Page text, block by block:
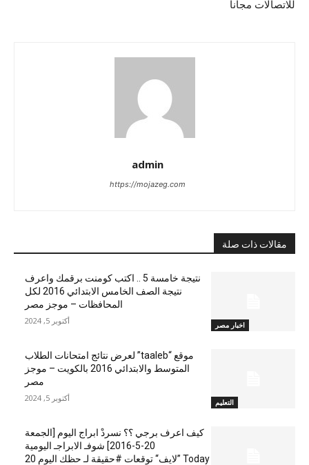
للاتصالات مجانا
admin
https://mojazeg.com
مقالات ذات صلة
اخبار مصر
نتيجة خامسة 5 .. اكتب كومنت برقمك واعرف
نتيجة الصف الخامس الابتدائي 2016 لكل
المحافظات – موجز مصر
أكتوبر 5, 2024
التعليم
موقع “taaleb” لعرض نتائج امتحانات الطلاب
المتوسط والابتدائي 2016 بالكويت – موجز
مصر
أكتوبر 5, 2024
كيف اعرف برجي ؟؟ نسردْ ابراج اليوم [الجمعة
20-5-2016] شوفـ الابراجـ اليومية
Today ”لايف“ توقعات #حقيقة لـ حظك اليوم 20